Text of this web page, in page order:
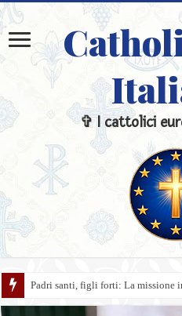
✞ I cattolici
Padri santi, figli forti: La missione